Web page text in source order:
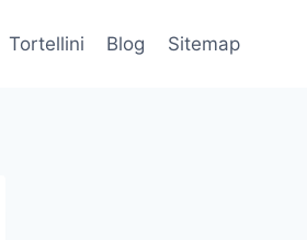
Tortellini Blog Sitemap